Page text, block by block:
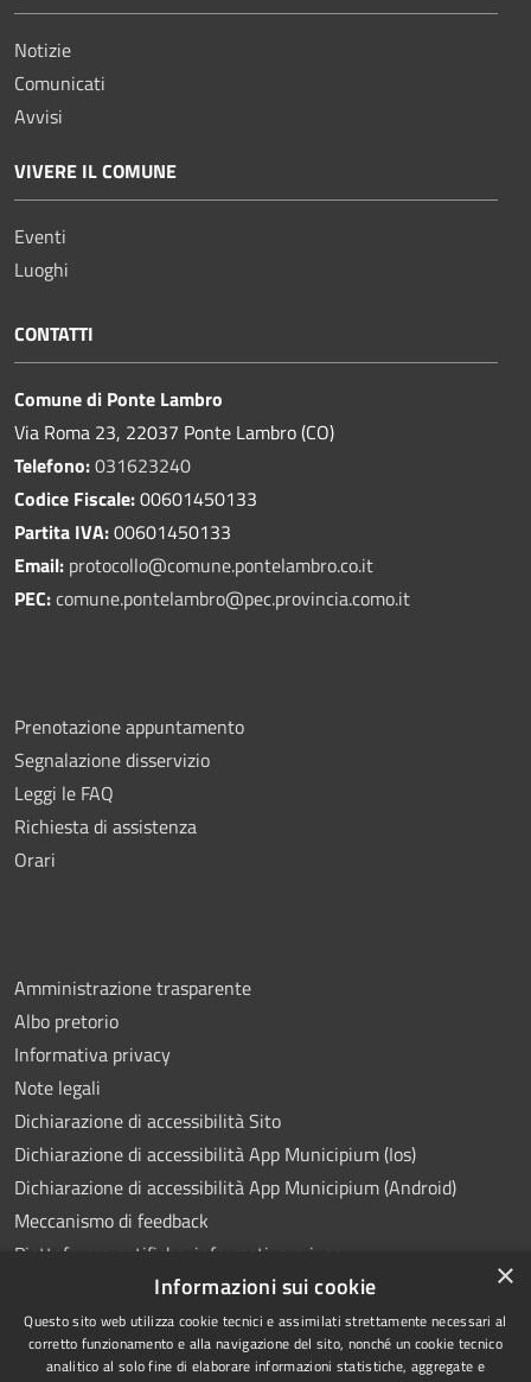
Notizie
Comunicati
Avvisi
VIVERE IL COMUNE
Eventi
Luoghi
CONTATTI
Comune di Ponte Lambro
Via Roma 23, 22037 Ponte Lambro (CO)
Telefono:031623240
Codice Fiscale:00601450133
Partita IVA:00601450133
Email: protocollo@comune.pontelambro.co.it
PEC:comune.pontelambro@pec.provincia.como.it
Prenotazione appuntamento
Segnalazione disservizio
Leggi le FAQ
Richiesta di assistenza
Orari
Amministrazione trasparente
Albo pretorio
Informativa privacy
Note legali
Dichiarazione di accessibilità Sito
Dichiarazione di accessibilità App Municipium (Ios)
Dichiarazione di accessibilità App Municipium (Android)
Meccanismo di feedback
Piattaforma notifiche: informativa privacy
Videosorveglianza
×
Informazioni sui cookie
Questo sito web utilizza cookie tecnici e assimilati strettamente necessari al
corretto funzionamento e alla navigazione del sito, nonché un cookie tecnico
analitico al solo fine di elaborare informazioni statistiche, aggregate e